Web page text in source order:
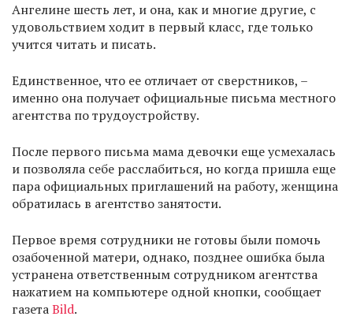
Ангелине шесть лет, и она, как и многие другие, с
удовольствием ходит в первый класс, где только
учится читать и писать.
Единственное, что ее отличает от сверстников, –
именно она получает официальные письма местного
агентства по трудоустройству.
После первого письма мама девочки еще усмехалась
и позволяла себе расслабиться, но когда пришла еще
пара официальных приглашений на работу, женщина
обратилась в агентство занятости.
Первое время сотрудники не готовы были помочь
озабоченной матери, однако, позднее ошибка была
устранена ответственным сотрудником агентства
нажатием на компьютере одной кнопки, сообщает
газетаBild.